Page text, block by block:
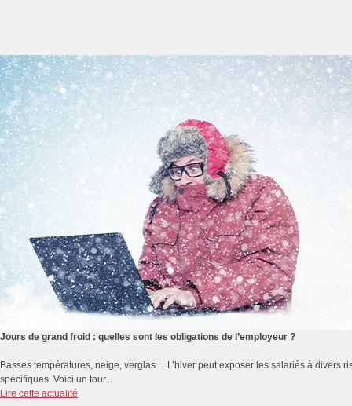
Jours de grand froid : quelles sont les obligations de l’employeur ?
Basses températures, neige, verglas… L’hiver peut exposer les salariés à divers
spécifiques. Voici un tour...
Lire cette actualité